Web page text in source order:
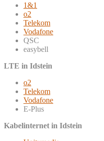
1&1
o2
Telekom
Vodafone
QSC
easybell
LTE in Idstein
o2
Telekom
Vodafone
E-Plus
Kabelinternet in Idstein